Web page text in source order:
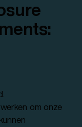
om onze